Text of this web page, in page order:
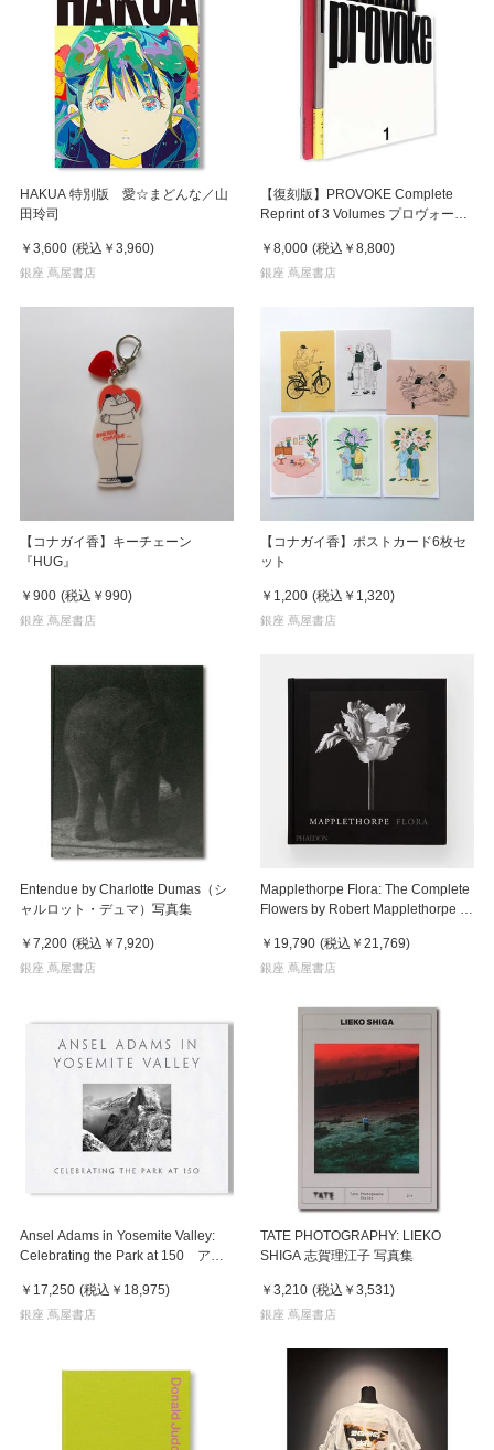
HAKUA 特別版 愛☆まどんな／山
田玲司
￥3,600 (税込 ￥3,960)
銀座 蔦屋書店
【復刻版】PROVOKE Complete
Reprint of 3 Volumes プロヴォーク
￥8,000 (税込 ￥8,800)
銀座 蔦屋書店
【コナガイ香】キーチェーン
『HUG』
￥900 (税込 ￥990)
銀座 蔦屋書店
【コナガイ香】ポストカード6枚セ
ット
￥1,200 (税込 ￥1,320)
銀座 蔦屋書店
Entendue by Charlotte Dumas（シ
ャルロット・デュマ）写真集
￥7,200 (税込 ￥7,920)
銀座 蔦屋書店
Mapplethorpe Flora: The Complete
Flowers by Robert Mapplethorpe ロ
￥19,790 (税込 ￥21,769)
銀座 蔦屋書店
Ansel Adams in Yosemite Valley:
Celebrating the Park at 150 アン
￥17,250 (税込 ￥18,975)
銀座 蔦屋書店
TATE PHOTOGRAPHY: LIEKO
SHIGA 志賀理江子 写真集
￥3,210 (税込 ￥3,531)
銀座 蔦屋書店